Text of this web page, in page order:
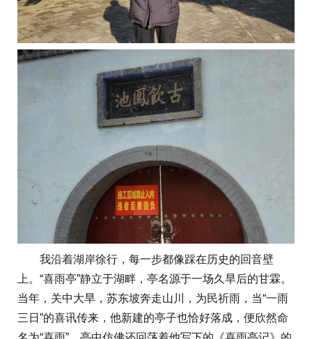
我沿着湖岸徐行，每一步都像踩在历史的回音壁
上。“喜雨亭”静立于湖畔，亭名源于一场久旱后的甘霖。
当年，关中大旱，苏东坡奔走山川，为民祈雨，当“一雨
三日”的喜讯传来，他新建的亭子也恰好落成，便欣然命